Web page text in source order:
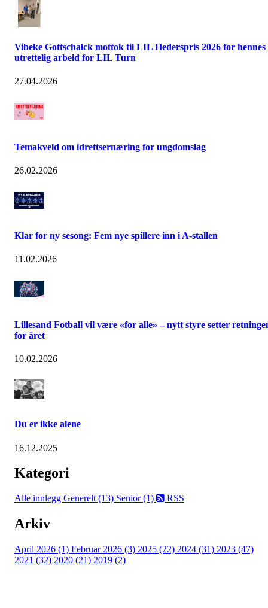
Vibeke Gottschalck mottok til LIL Hederspris 2026 for hennes
utrettelig arbeid for LIL Turn
27.04.2026
Temakveld om idrettsernæring for ungdomslag
26.02.2026
Klar for ny sesong: Fem nye spillere inn i A-stallen
11.02.2026
Lillesand Fotball vil være «for alle» – nytt styre setter
for året
10.02.2026
Du er ikke alene
16.12.2025
Kategori
Alle innlegg Generelt (13) Senior (1) RSS
Arkiv
April 2026 (1) Februar 2026 (3) 2025 (22) 2024 (31) 2023 (47)
2021 (32) 2020 (21) 2019 (2)